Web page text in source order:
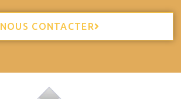
NOUS CONTACTER